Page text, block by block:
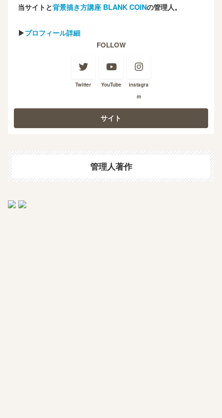
当サイトと背景描き方講座 BLANK COINの管理人。
▶プロフィール詳細
FOLLOW
Twitter YouTube
instagra
m
管理人著作